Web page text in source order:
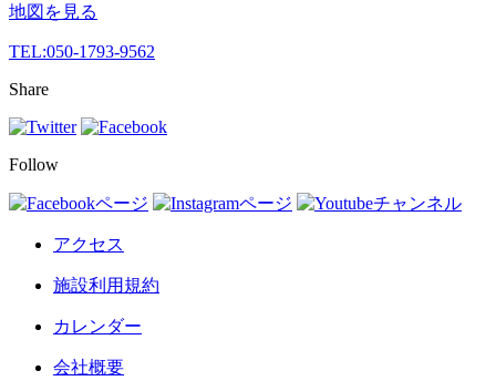
地図を見る
TEL:050-1793-9562
Share
Follow
アクセス
施設利用規約
カレンダー
会社概要